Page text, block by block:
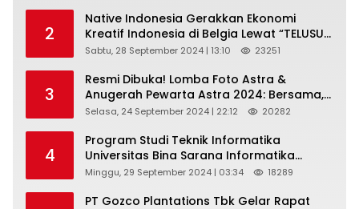
2
Native Indonesia Gerakkan Ekonomi
Kreatif Indonesia di Belgia Lewat “TELUSUR
Kain Indonesia”
Sabtu, 28 September 2024 | 13:10 23251
3
Resmi Dibuka! Lomba Foto Astra &
Anugerah Pewarta Astra 2024: Bersama,
Berkarya, Berkelanjutan
Selasa, 24 September 2024 | 22:12 20282
4
Program Studi Teknik Informatika
Universitas Bina Sarana Informatika
Selenggarakan Pelatihan Pemanfaatan
Pemasaran Pada Forum UMKM
Minggu, 29 September 2024 | 03:34 18289
PT Gozco Plantations Tbk Gelar Rapat